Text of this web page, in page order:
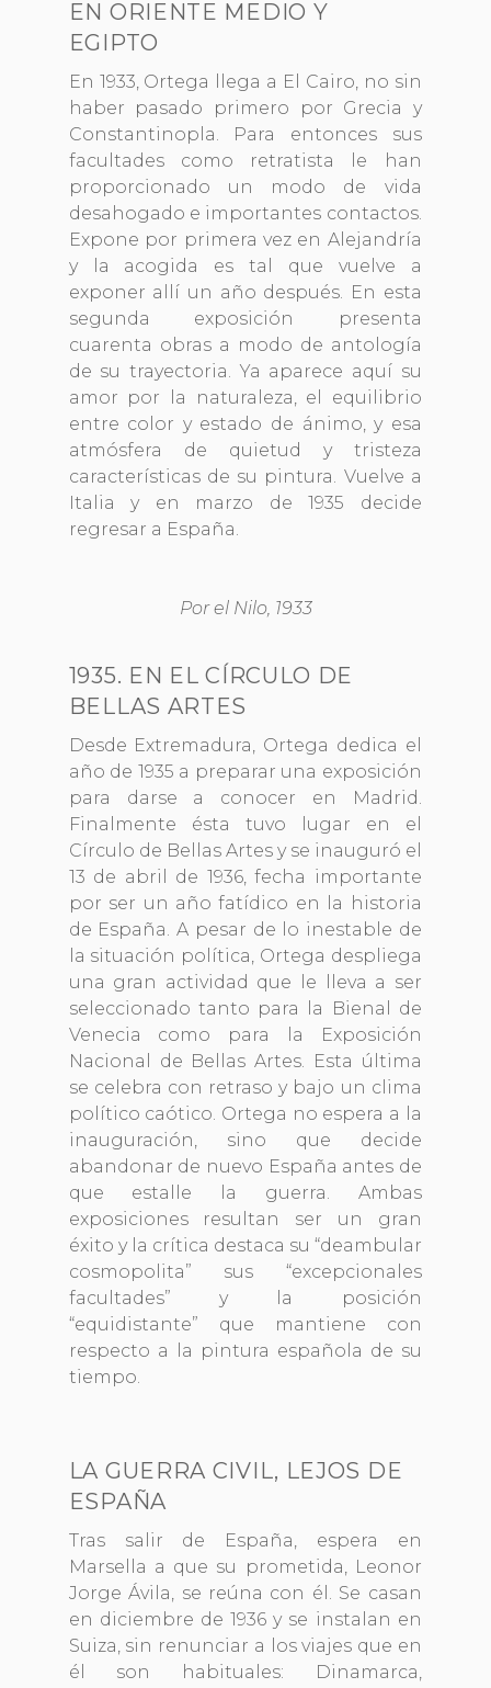
EN ORIENTE MEDIO Y
EGIPTO
En 1933, Ortega llega a El Cairo, no sin
haber pasado primero por Grecia y
Constantinopla. Para entonces sus
facultades como retratista le han
proporcionado un modo de vida
desahogado e importantes contactos.
Expone por primera vez en Alejandría
y la acogida es tal que vuelve a
exponer allí un año después. En esta
segunda exposición presenta
cuarenta obras a modo de antología
de su trayectoria. Ya aparece aquí su
amor por la naturaleza, el equilibrio
entre color y estado de ánimo, y esa
atmósfera de quietud y tristeza
características de su pintura. Vuelve a
Italia y en marzo de 1935 decide
regresar a España.
Por el Nilo, 1933
1935. EN EL CÍRCULO DE
BELLAS ARTES
Desde Extremadura, Ortega dedica el
año de 1935 a preparar una exposición
para darse a conocer en Madrid.
Finalmente ésta tuvo lugar en el
Círculo de Bellas Artes y se inauguró el
13 de abril de 1936, fecha importante
por ser un año fatídico en la historia
de España. A pesar de lo inestable de
la situación política, Ortega despliega
una gran actividad que le lleva a ser
seleccionado tanto para la Bienal de
Venecia como para la Exposición
Nacional de Bellas Artes. Esta última
se celebra con retraso y bajo un clima
político caótico. Ortega no espera a la
inauguración, sino que decide
abandonar de nuevo España antes de
que estalle la guerra. Ambas
exposiciones resultan ser un gran
éxito y la crítica destaca su “deambular
cosmopolita” sus “excepcionales
facultades” y la posición
“equidistante” que mantiene con
respecto a la pintura española de su
tiempo.
LA GUERRA CIVIL, LEJOS DE
ESPAÑA
Tras salir de España, espera en
Marsella a que su prometida, Leonor
Jorge Ávila, se reúna con él. Se casan
en diciembre de 1936 y se instalan en
Suiza, sin renunciar a los viajes que en
él son habituales: Dinamarca,